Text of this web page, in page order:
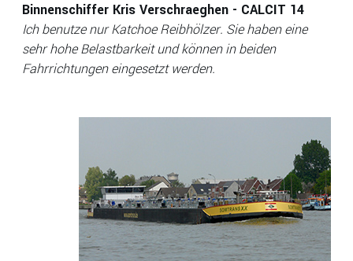
Binnenschiffer Kris Verschraeghen - CALCIT 14
Ich benutze nur Katchoe Reibhölzer. Sie haben eine
sehr hohe Belastbarkeit und können in beiden
Fahrrichtungen eingesetzt werden.